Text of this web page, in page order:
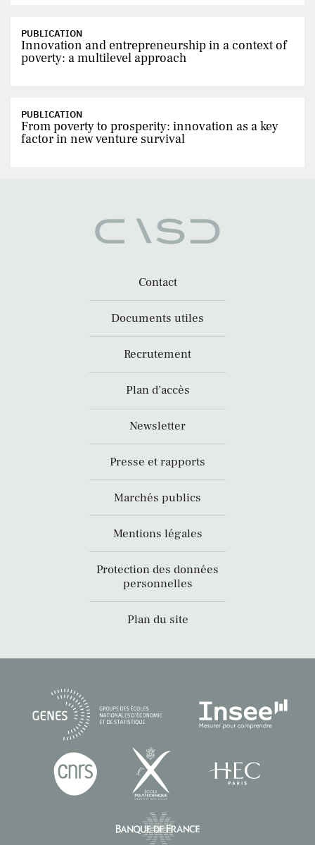
PUBLICATION
Innovation and entrepreneurship in a context of
poverty: a multilevel approach
PUBLICATION
From poverty to prosperity: innovation as a key
factor in new venture survival
Contact
Documents utiles
Recrutement
Plan d’accès
Newsletter
Presse et rapports
Marchés publics
Mentions légales
Protection des données
personnelles
Plan du site